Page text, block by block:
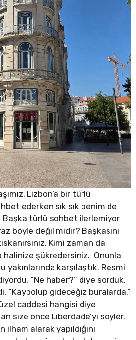
Lizbon’a bir türlü
ederken sık sık benim de
Başka türlü sohbet ilerlemiyor
böyle değil midir? Başkasını
Kimi zaman da
halinize şükredersiniz. Onunla
karşılaştık. Resmi
“Ne haber?” diye sorduk,
“Kaybolup gideceğiz buralarda.”
caddesi hangisi diye
size önce Liberdade’yi söyler.
ilham alarak yapıldığını